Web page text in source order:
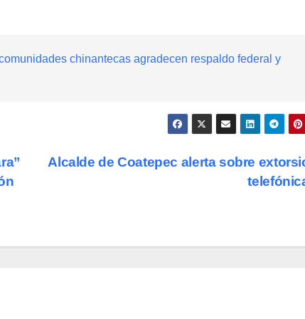
chinantecas agradecen respaldo federal y
Alcalde de Coatepec alerta sobre